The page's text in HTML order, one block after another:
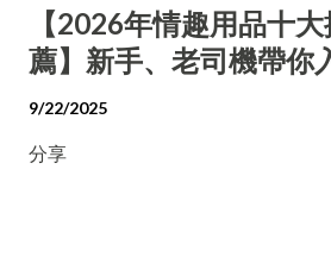
【2026年情趣用品十
薦】新手、老司機帶你
9/22/2025
分享